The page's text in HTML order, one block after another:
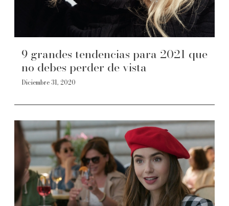
9 grandes tendencias para 2021 que
no debes perder de vista
Diciembre 31, 2020